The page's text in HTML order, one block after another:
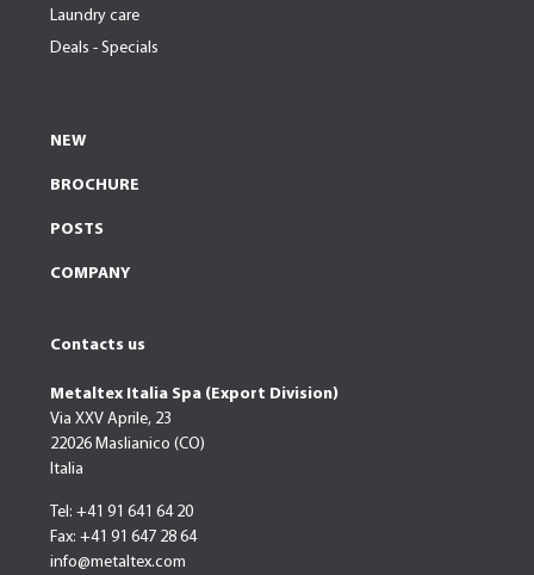
Laundry care
Deals - Specials
NEW
BROCHURE
POSTS
COMPANY
Contacts us
Metaltex Italia Spa (Export Division)
Via XXV Aprile, 23
22026 Maslianico (CO)
Italia
Tel: +41 91 641 64 20
Fax: +41 91 647 28 64
info@metaltex.com